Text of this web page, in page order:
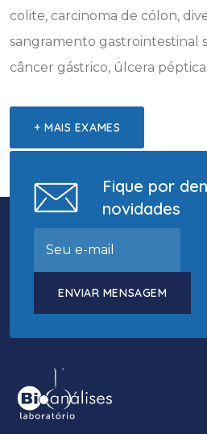
colite, carcinoma de cólon,
sangramento gastrointestinal
câncer gástrico, úlcera
+ MAIS EXAMES
Fique por
novidades
ENVIAR MENSAGEM